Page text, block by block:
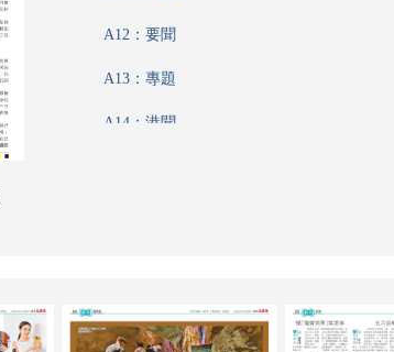
A12：要聞
A13：專題
A14：港聞
A19：國際